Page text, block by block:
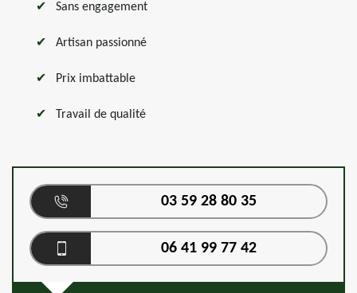
Sans engagement
Artisan passionné
Prix imbattable
Travail de qualité
03 59 28 80 35
06 41 99 77 42